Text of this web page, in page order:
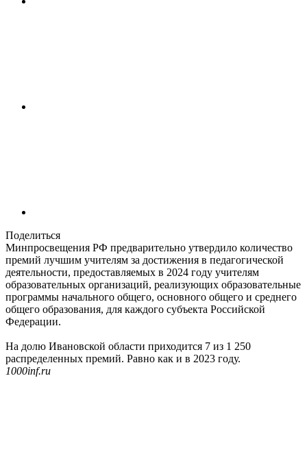
Поделиться
Минпросвещения РФ предварительно утвердило количество
премий лучшим учителям за достижения в педагогической
деятельности, предоставляемых в 2024 году учителям
образовательных организаций, реализующих образовательные
программы начального общего, основного общего и среднего
общего образования, для каждого субъекта Российской
Федерации.
На долю Ивановской области приходится 7 из 1 250
распределенных премий. Равно как и в 2023 году.
1000inf.ru